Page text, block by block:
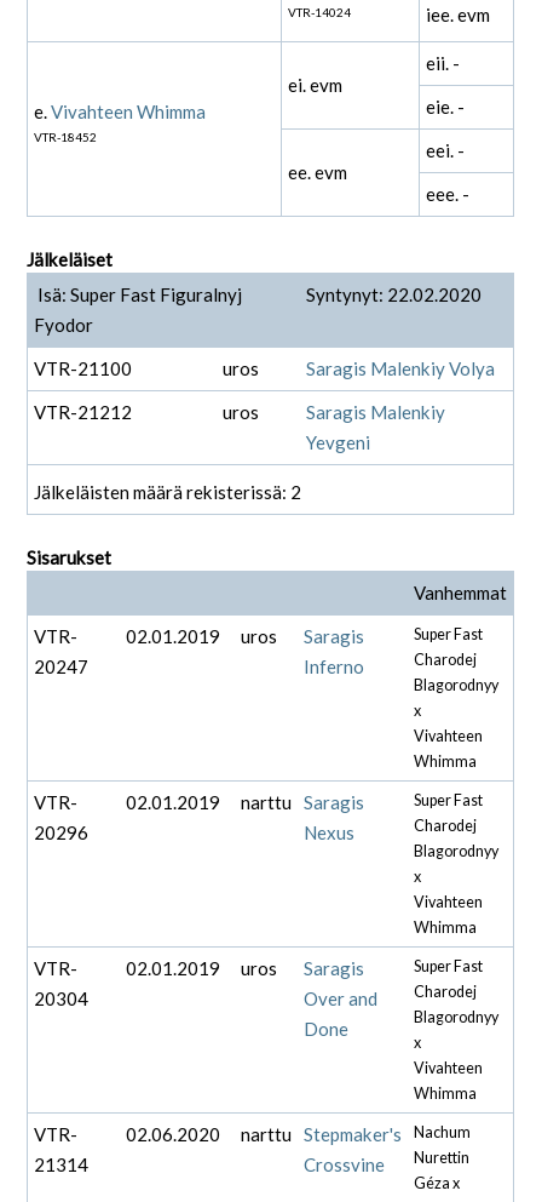
VTR-14024 iee. evm
e.Vivahteen Whimma
VTR-18452
ei. evm
eii. -
eie. -
ee. evm
eei. -
eee. -
Jälkeläiset
Isä: Super Fast Figuralnyj
Fyodor
Syntynyt: 22.02.2020
VTR-21100 uros
Saragis Malenkiy Volya
VTR-21212
uros
Saragis Malenkiy
Yevgeni
Jälkeläisten määrä rekisterissä: 2
Sisarukset
Vanhemmat
VTR-
20247
02.01.2019 uros
Saragis
Inferno
Super Fast
Charodej
Blagorodnyy
x
Vivahteen
Whimma
VTR-
20296
02.01.2019 narttu Saragis
Nexus
Super Fast
Charodej
Blagorodnyy
x
Vivahteen
Whimma
VTR-
20304
02.01.2019 uros
Saragis
Over and
Done
Super Fast
Charodej
Blagorodnyy
x
Vivahteen
Whimma
VTR-
21314
02.06.2020 narttu Stepmaker's
Crossvine
Nachum
Nurettin
Géza x